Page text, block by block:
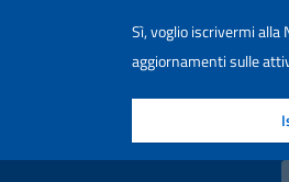
Sì, voglio iscrivermi
aggiornamenti sulle